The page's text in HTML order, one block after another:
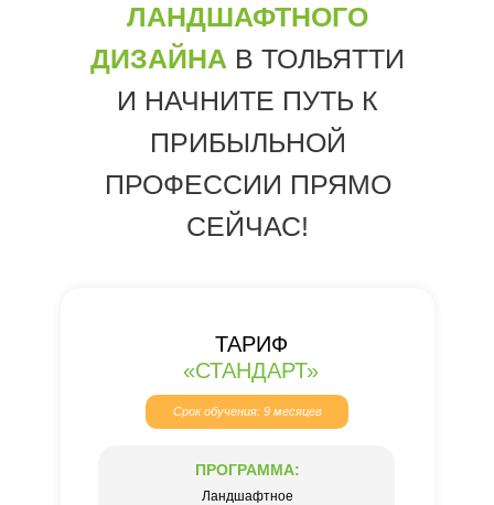
ЛАНДШАФТНОГО
ДИЗАЙНА В ТОЛЬЯТТИ
И НАЧНИТЕ ПУТЬ К
ПРИБЫЛЬНОЙ
ПРОФЕССИИ ПРЯМО
СЕЙЧАС!
ТАРИФ
«СТАНДАРТ»
Срок обучения: 9 месяцев
ПРОГРАММА:
Ландшафтное